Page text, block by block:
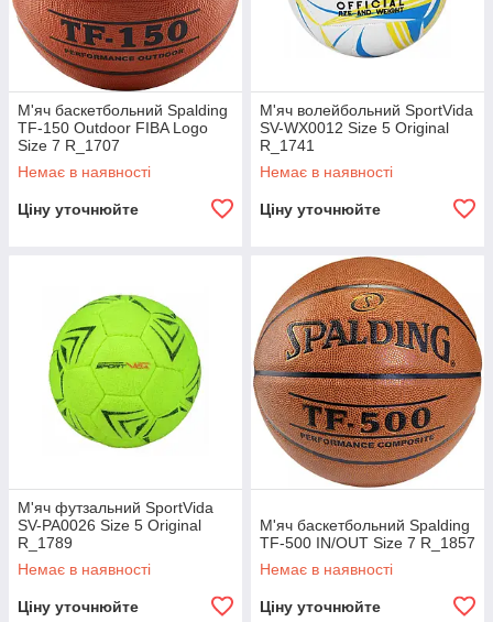
М'яч баскетбольний Spalding
TF-150 Outdoor FIBA Logo
Size 7 R_1707
Немає в наявності
Ціну уточнюйте
М'яч волейбольний SportVida
SV-WX0012 Size 5 Original
R_1741
Немає в наявності
Ціну уточнюйте
М'яч футзальний SportVida
SV-PA0026 Size 5 Original
R_1789
Немає в наявності
Ціну уточнюйте
М'яч баскетбольний Spalding
TF-500 IN/OUT Size 7 R_1857
Немає в наявності
Ціну уточнюйте